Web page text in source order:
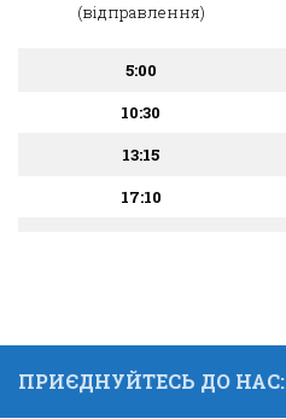
(відправлення)
5:00
10:30
13:15
17:10
ПРИЄДНУЙТЕСЬ ДО НАС: